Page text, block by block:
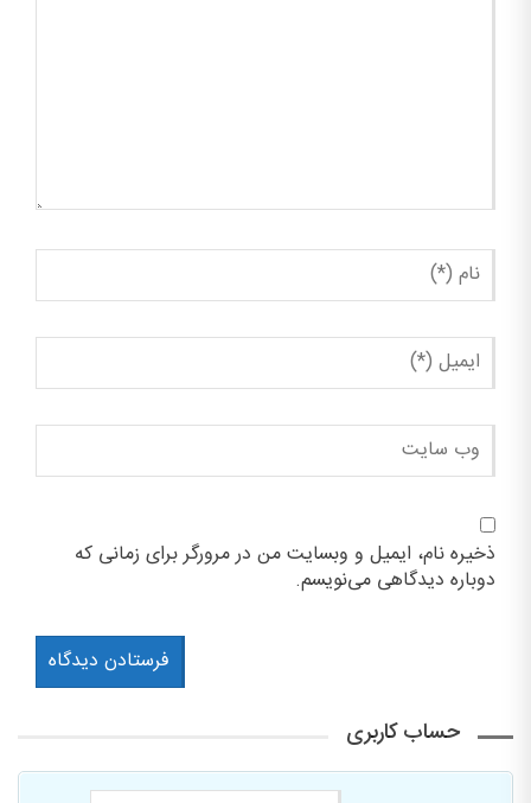
ذخیره نام، ایمیل و وبسایت من در مرورگر برای زمانی که
دوباره دیدگاهی می‌نویسم.
حساب کاربری